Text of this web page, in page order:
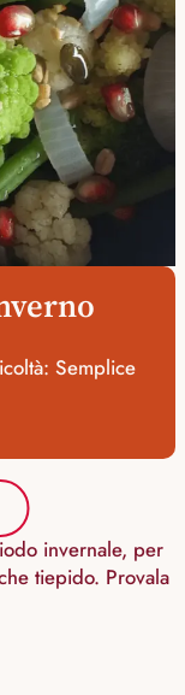
Semplice
invernale, per
tiepido. Provala